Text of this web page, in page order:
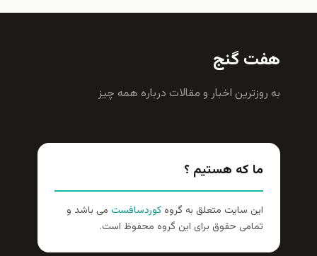
هفت گنج
به روزترين اخبار و مقالات درباره همه چيز
ما که هستیم ؟
این سایت متعلق به گروهکوردسافست می باشد و
تمامی حقوق برای این گروه محفوظ است.